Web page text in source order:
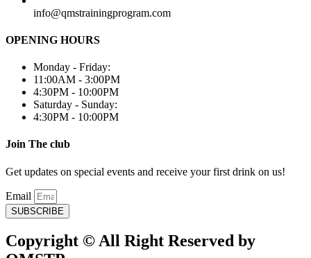
info@qmstrainingprogram.com
OPENING HOURS
Monday - Friday:
11:00AM - 3:00PM
4:30PM - 10:00PM
Saturday - Sunday:
4:30PM - 10:00PM
Join The club
Get updates on special events and receive your first drink on us!
Email
SUBSCRIBE
Copyright © All Right Reserved by